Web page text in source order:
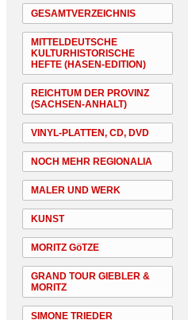
GESAMTVERZEICHNIS
MITTELDEUTSCHE
KULTURHISTORISCHE
HEFTE (HASEN-EDITION)
REICHTUM DER PROVINZ
(SACHSEN-ANHALT)
VINYL-PLATTEN, CD, DVD
NOCH MEHR REGIONALIA
MALER UND WERK
KUNST
MORITZ GöTZE
GRAND TOUR GIEBLER &
MORITZ
SIMONE TRIEDER